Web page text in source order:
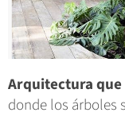
Arquitectura que
donde los árboles